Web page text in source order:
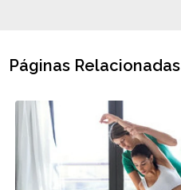
Páginas Relacionadas